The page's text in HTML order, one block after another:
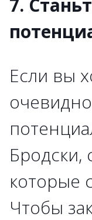
7.
Если вы
Бродски,
которые
Чтобы